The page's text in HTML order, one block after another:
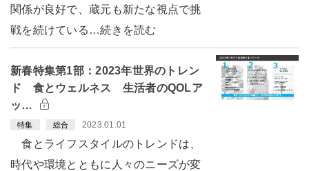
関係が良好で、蔵元も新たな視点で挑
戦を続けている…続きを読む
新春特集第1部：2023年世界のトレン
ド 食とウェルネス 生活者のQOLア
ッ…
特集 総合 2023.01.01
食とライフスタイルのトレンドは、
時代や環境とともに人々のニーズが変